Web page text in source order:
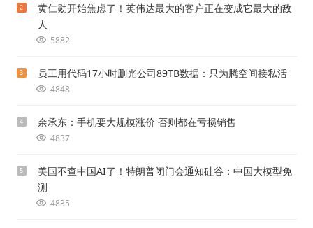
2
黄仁勋开始焦虑了！英伟达最大的客户正在变成它最大的敌
人
5882
3 员工用代码17小时删光公司89TB数据：只为腾空间接私活
4848
4 余承东：手机要大规模涨价 否则都在亏损销售
4837
5
美国不查中国AI了！特朗普闭门会通知硅谷：中国大模型免
测
4835